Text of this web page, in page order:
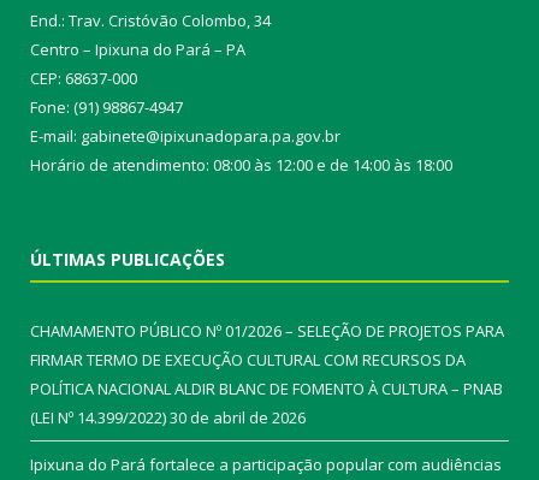
End.: Trav. Cristóvão Colombo, 34
Centro – Ipixuna do Pará – PA
CEP: 68637-000
Fone: (91) 98867-4947
E-mail: gabinete@ipixunadopara.pa.gov.br
Horário de atendimento: 08:00 às 12:00 e de 14:00 às 18:00
ÚLTIMAS PUBLICAÇÕES
CHAMAMENTO PÚBLICO Nº 01/2026 – SELEÇÃO DE PROJETOS PARA
FIRMAR TERMO DE EXECUÇÃO CULTURAL COM RECURSOS DA
POLÍTICA NACIONAL ALDIR BLANC DE FOMENTO À CULTURA – PNAB
(LEI Nº 14.399/2022)30 de abril de 2026
Ipixuna do Pará fortalece a participação popular com audiências